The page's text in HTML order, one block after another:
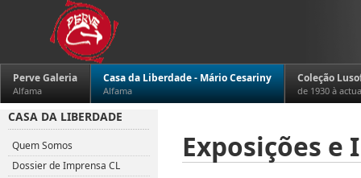
Perve Galeria
Alfama
Casa da Liberdade - Mário Cesariny
Alfama
Coleção
de 1930 à
Exposições e
CASA DA LIBERDADE
Quem Somos
Dossier de Imprensa CL